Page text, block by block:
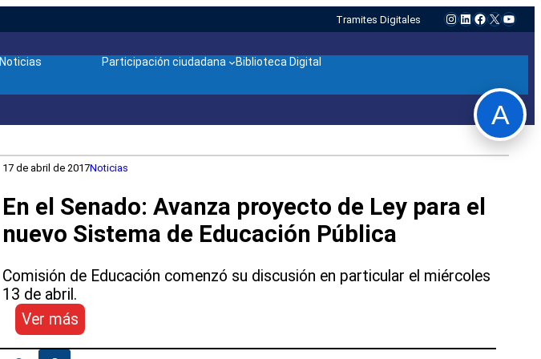
Tramites Digitales Instagram
LinkedIn
Facebook
X
Noticias Participación ciudadana
Biblioteca Digital
17 de abril de 2017Noticias
En el Senado: Avanza proyecto de Ley para el
nuevo Sistema de Educación Pública
Comisión de Educación comenzó su discusión en particular el miércoles
13 de abril.
Ver más
En
A